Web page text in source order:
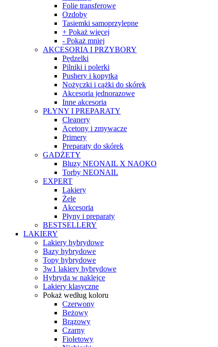
Folie transferowe
Ozdoby
Tasiemki samoprzylepne
+ Pokaż więcej
- Pokaż mniej
AKCESORIA I PRZYBORY
Pędzelki
Pilniki i polerki
Pushery i kopytka
Nożyczki i cążki do skórek
Akcesoria jednorazowe
Inne akcesoria
PŁYNY I PREPARATY
Cleanery
Acetony i zmywacze
Primery
Preparaty do skórek
GADŻETY
Bluzy NEONAIL X NAOKO
Torby NEONAIL
EXPERT
Lakiery
Żele
Akcesoria
Płyny i preparaty
BESTSELLERY
LAKIERY
Lakiery hybrydowe
Bazy hybrydowe
Topy hybrydowe
3w1 lakiery hybrydowe
Hybryda w naklejce
Lakiery klasyczne
Pokaż według koloru
Czerwony
Beżowy
Brązowy
Czarny
Fioletowy